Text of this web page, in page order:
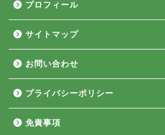
プロフィール
サイトマップ
お問い合わせ
プライバシーポリシー
免責事項